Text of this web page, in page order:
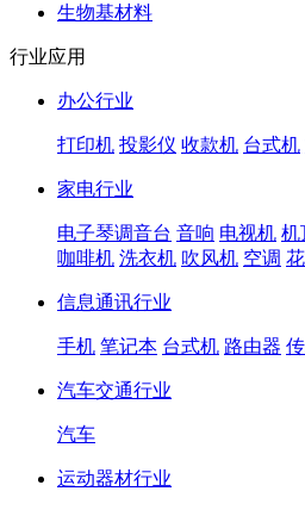
生物基材料
行业应用
办公行业
打印机 投影仪 收款机 台式机
家电行业
电子琴调音台 音响 电视机 机
咖啡机 洗衣机 吹风机 空调
信息通讯行业
手机 笔记本 台式机 路由器
汽车交通行业
汽车
运动器材行业